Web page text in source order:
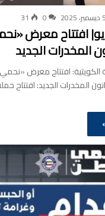
5 ديسمبر، 2025 0
31
افتتاح معرض
المخدرات الجديد
الكويتية: افتتاح معرض
المخدرات الجديد: